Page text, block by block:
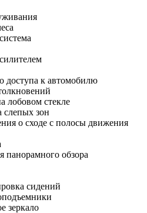
доступа к автомобилю
лобовом стекле
слепых зон
о сходе с полосы движения
панорамного обзора
сидений
зеркало